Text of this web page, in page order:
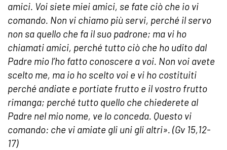
amici. Voi siete miei amici, se fate ciò che io vi
comando. Non vi chiamo più servi, perché il servo
non sa quello che fa il suo padrone; ma vi ho
chiamati amici, perché tutto ciò che ho udito dal
Padre mio l’ho fatto conoscere a voi. Non voi avete
scelto me, ma io ho scelto voi e vi ho costituiti
perché andiate e portiate frutto e il vostro frutto
rimanga; perché tutto quello che chiederete al
Padre nel mio nome, ve lo conceda. Questo vi
comando: che vi amiate gli uni gli altri». (Gv 15,12-
17)